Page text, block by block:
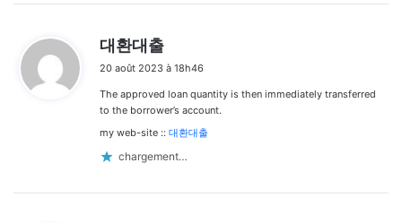
대환대출
t
:
20 août 2023 à 18h46
The approved loan quantity is then immediately transferred
to the borrower’s account.
my web-site :: 대환대출
chargement…